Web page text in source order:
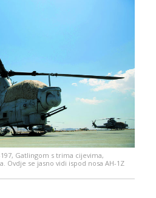
Gatlingom s trima cijevima,
Ovdje se jasno vidi ispod nosa AH-1Z